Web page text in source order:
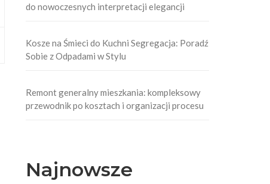
do nowoczesnych interpretacji elegancji
Kosze na Śmieci do Kuchni Segregacja: Poradź
Sobie z Odpadami w Stylu
Remont generalny mieszkania: kompleksowy
przewodnik po kosztach i organizacji procesu
Najnowsze